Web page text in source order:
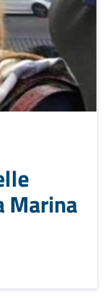
Marina